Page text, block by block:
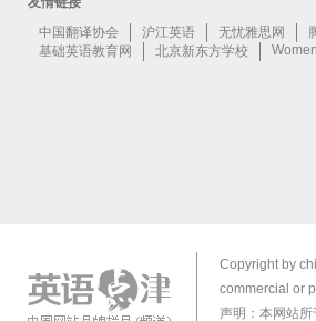
Copyright by
commercial or
声明：本网站